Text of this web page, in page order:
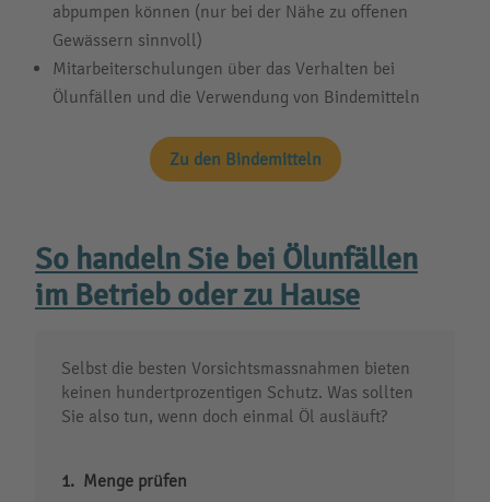
abpumpen können (nur bei der Nähe zu offenen
Gewässern sinnvoll)
Mitarbeiterschulungen über das Verhalten bei
Ölunfällen und die Verwendung von Bindemitteln
Zu den Bindemitteln
So handeln Sie bei Ölunfällen
im Betrieb oder zu Hause
Selbst die besten Vorsichtsmassnahmen bieten
keinen hundertprozentigen Schutz. Was sollten
Sie also tun, wenn doch einmal Öl ausläuft?
Menge prüfen